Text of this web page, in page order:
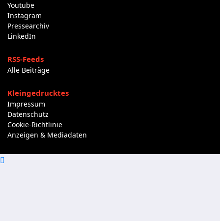
Youtube
Instagram
Pressearchiv
LinkedIn
RSS-Feeds
Alle Beiträge
Kleingedrucktes
Impressum
Datenschutz
Cookie-Richtlinie
Anzeigen & Mediadaten